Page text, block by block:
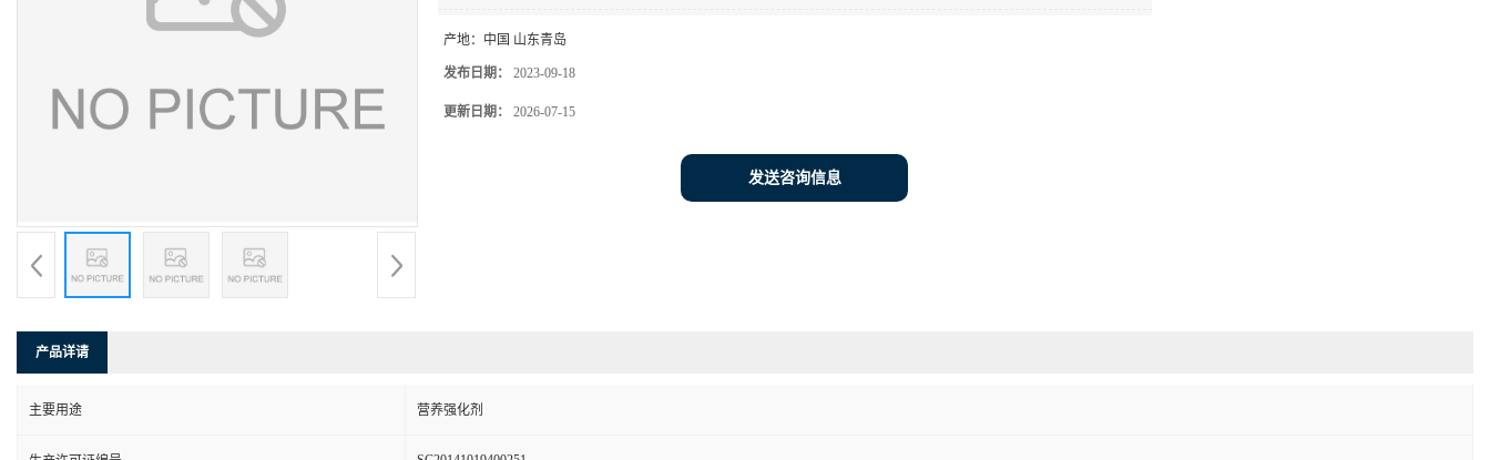
产地： 中国 山东青岛
发布日期： 2023-09-18
更新日期： 2026-07-15
发送咨询信息
产品详请
主要用途 营养强化剂